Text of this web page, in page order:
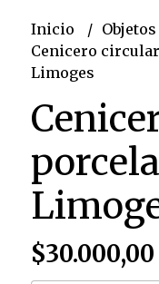
Inicio
Cenicero
Limoges
$30.000,00